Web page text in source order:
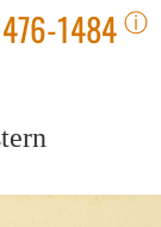
1484 ⓘ